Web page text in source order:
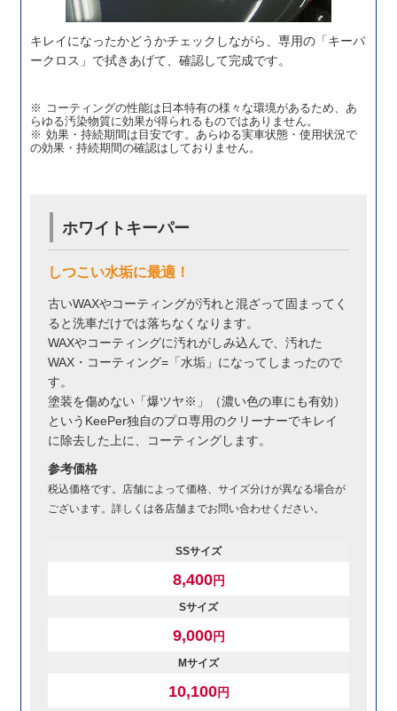
キレイになったかどうかチェックしながら、専用の「キーパ
ークロス」で拭きあげて、確認して完成です。
コーティングの性能は日本特有の様々な環境があるため、あ
らゆる汚染物質に効果が得られるものではありません。
効果・持続期間は目安です。あらゆる実車状態・使用状況で
の効果・持続期間の確認はしておりません。
ホワイトキーパー
しつこい水垢に最適！
古いWAXやコーティングが汚れと混ざって固まってく
ると洗車だけでは落ちなくなります。
WAXやコーティングに汚れがしみ込んで、汚れた
WAX・コーティング=「水垢」になってしまったので
す。
塗装を傷めない「爆ツヤ※」（濃い色の車にも有効）
というKeePer独自のプロ専用のクリーナーでキレイ
に除去した上に、コーティングします。
参考価格
税込価格です。店舗によって価格、サイズ分けが異なる場合が
ございます。詳しくは各店舗までお問い合わせください。
SSサイズ
8,400円
Sサイズ
9,000円
Mサイズ
10,100円